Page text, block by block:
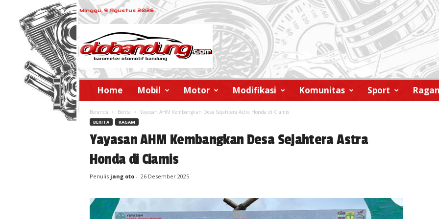
Minggu, 9 Agustus 2026
o
b
n
u
Home Mobil Motor Modifikasi Komunitas Sport
Beranda Berita Yayasan AHM Kembangkan Desa Sejahtera Astra Honda di Ciamis
BERITA RAGAM
Yayasan AHM Kembangkan Desa Sejahtera Astra
Honda di Ciamis
Penulis jang oto- 26 Desember 2025